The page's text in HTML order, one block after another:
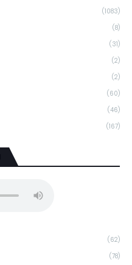
(1083)
(8)
(31)
(2)
(2)
(60)
(46)
(167)
(62)
(78)